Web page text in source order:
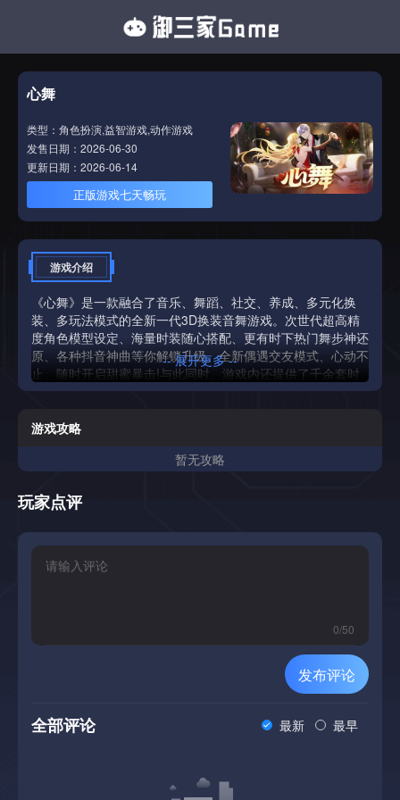
心舞
类型：角色扮演,益智游戏,动作游戏
发售日期：2026-06-30
更新日期：2026-06-14
正版游戏七天畅玩
游戏介绍
《心舞》是一款融合了音乐、舞蹈、社交、养成、多元化换
装、多玩法模式的全新一代3D换装音舞游戏。次世代超高精
度角色模型设定、海量时装随心搭配、更有时下热门舞步神还
原、各种抖音神曲等你解锁升级。全新偶遇交友模式、心动不
止、随时开启甜蜜暴击!与此同时、游戏内还提供了千余套时
装和超级酷炫的坐骑、场景供玩家娱乐、以求为玩家提供多样
-- 展开更多 --
游戏攻略
暂无攻略
玩家点评
0/50
发布评论
全部评论 最新 最早